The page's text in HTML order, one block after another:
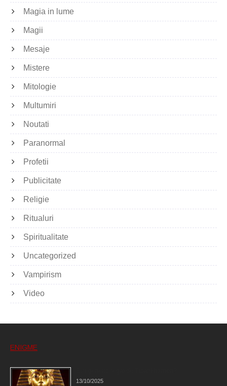
Magia in lume
Magii
Mesaje
Mistere
Mitologie
Multumiri
Noutati
Paranormal
Profetii
Publicitate
Religie
Ritualuri
Spiritualitate
Uncategorized
Vampirism
Video
ENIGME
13/10/2025